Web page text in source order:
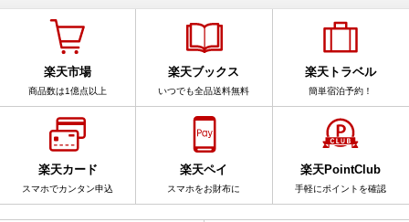
楽天市場
商品数は1億点以上
楽天ブックス
いつでも全品送料無料
楽天トラベル
簡単宿泊予約！
楽天カード
スマホでカンタン申込
楽天ペイ
スマホをお財布に
楽天PointClub
手軽にポイントを確認